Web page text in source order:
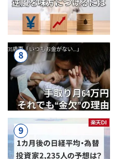
8
9